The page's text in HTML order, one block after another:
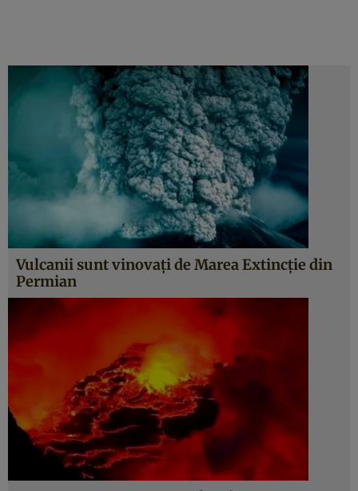
Vulcanii sunt vinovaţi de Marea Extincţie din
Permian